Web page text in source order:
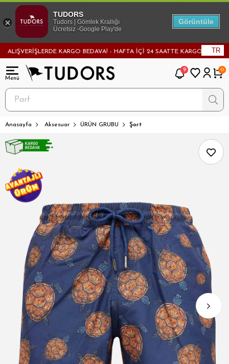
KARGO BEDAVA! - HAFTA İÇİ 24 SAATTE KARGODA! - TR
9 0
Anasayfa Aksesuar ÜRÜN GRUBU Şort
TUDORS
Tudors | Gömlek Krallığı
Ücretsiz -Google Play'de
Görüntüle